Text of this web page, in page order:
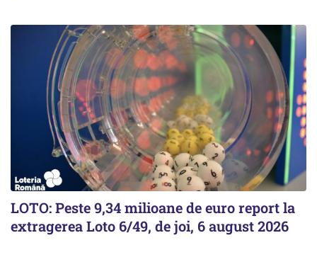
LOTO: Peste 9,34 milioane de euro report la
extragerea Loto 6/49, de joi, 6 august 2026